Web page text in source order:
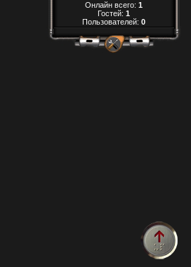
Онлайн всего: 1
Гостей: 1
Пользователей: 0